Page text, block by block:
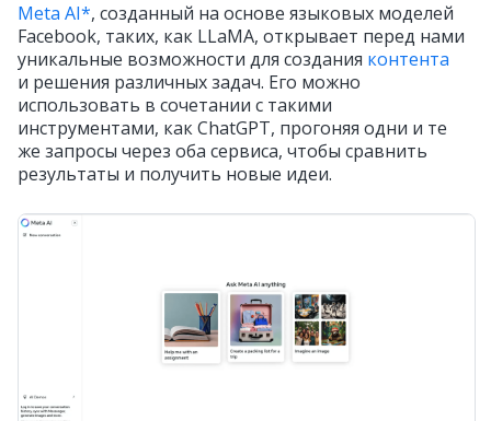
Meta AI*, созданный на основе языковых моделей
Facebook, таких, как LLaMA, открывает перед нами
уникальные возможности для создания контента
и решения различных задач. Его можно
использовать в сочетании с такими
инструментами, как ChatGPT, прогоняя одни и те
же запросы через оба сервиса, чтобы сравнить
результаты и получить новые идеи.